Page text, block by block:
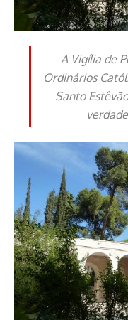
A Vigília de
Ordinários
Santo